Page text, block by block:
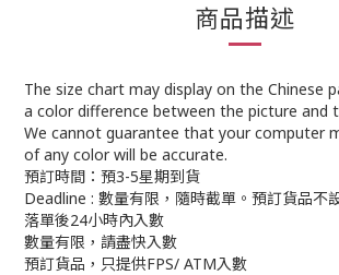
商品描述
The size chart may display on the Chinese
a color difference between the picture and
We cannot guarantee that your computer
of any color will be accurate.
預訂時間：預3-5星期到貨
Deadline : 數量有限，隨時截單。預訂貨品不
落單後24小時內入數
數量有限，請盡快入數
預訂貨品，只提供FPS/ ATM入數